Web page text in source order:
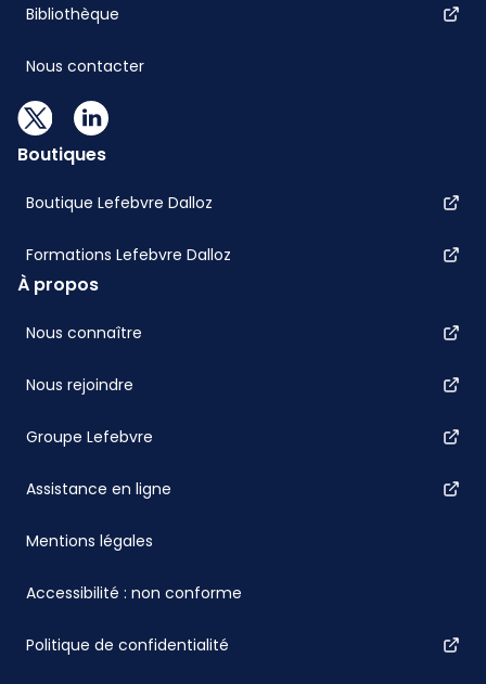
Bibliothèque
Nous contacter
Boutiques
Boutique Lefebvre Dalloz
Formations Lefebvre Dalloz
À propos
Nous connaître
Nous rejoindre
Groupe Lefebvre
Assistance en ligne
Mentions légales
Accessibilité : non conforme
Politique de confidentialité